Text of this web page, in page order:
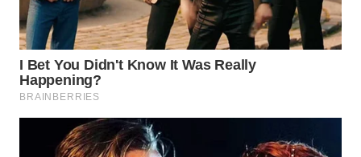
WN
LABUANBAJO
WN
BORNEO